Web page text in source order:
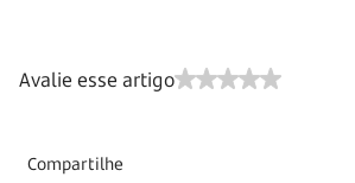
Avalie esse artigo
Compartilhe